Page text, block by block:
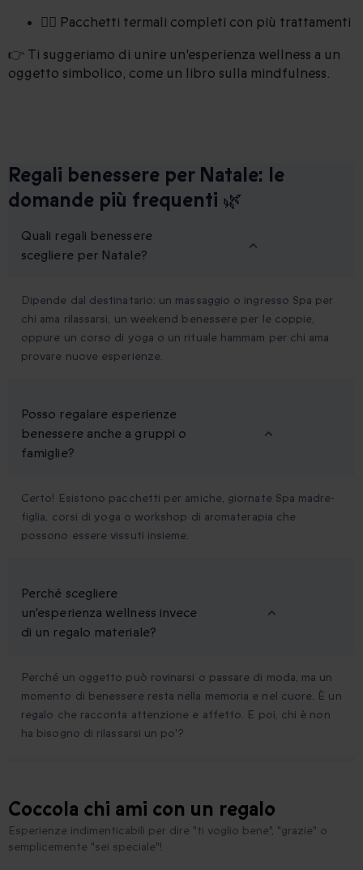
🧖‍♂️ Pacchetti termali completi con più trattamenti
👉 Ti suggeriamo di unire un'esperienza wellness a un
oggetto simbolico, come un libro sulla mindfulness.
Regali benessere per Natale: le
domande più frequenti 🌿
Quali regali benessere
scegliere per Natale?
Dipende dal destinatario: un massaggio o ingresso Spa per
chi ama rilassarsi, un weekend benessere per le coppie,
oppure un corso di yoga o un rituale hammam per chi ama
provare nuove esperienze.
Posso regalare esperienze
benessere anche a gruppi o
famiglie?
Certo! Esistono pacchetti per amiche, giornate Spa madre-
figlia, corsi di yoga o workshop di aromaterapia che
possono essere vissuti insieme.
Perché scegliere
un'esperienza wellness invece
di un regalo materiale?
Perché un oggetto può rovinarsi o passare di moda, ma un
momento di benessere resta nella memoria e nel cuore. È un
regalo che racconta attenzione e affetto. E poi, chi è non
ha bisogno di rilassarsi un po'?
Coccola chi ami con un regalo
Esperienze indimenticabili per dire "ti voglio bene", "grazie" o
semplicemente "sei speciale"!